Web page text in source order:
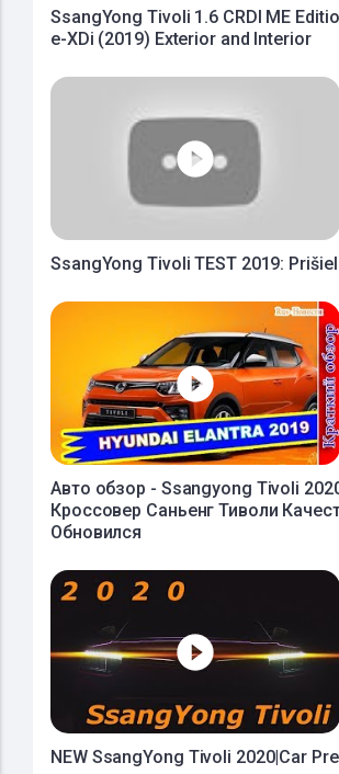
SsangYong Tivoli 1.6 CRDI ME
e-XDi (2019) Exterior and Interior
SsangYong Tivoli TEST 2019:
Авто обзор - Ssangyong Tivoli
Кроссовер Саньенг Тиволи
Обновился
NEW SsangYong Tivoli 2020|Car